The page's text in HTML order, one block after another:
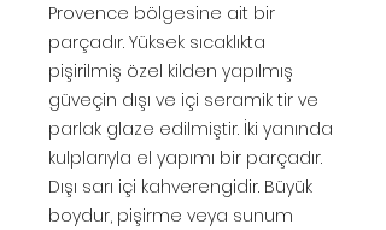
Provence bölgesine ait bir
parçadır. Yüksek sıcaklıkta
pişirilmiş özel kilden yapılmış
güveçin dışı ve içi seramik tir ve
parlak glaze edilmiştir. İki yanında
kulplarıyla el yapımı bir parçadır.
Dışı sarı içi kahverengidir. Büyük
boydur, pişirme veya sunum